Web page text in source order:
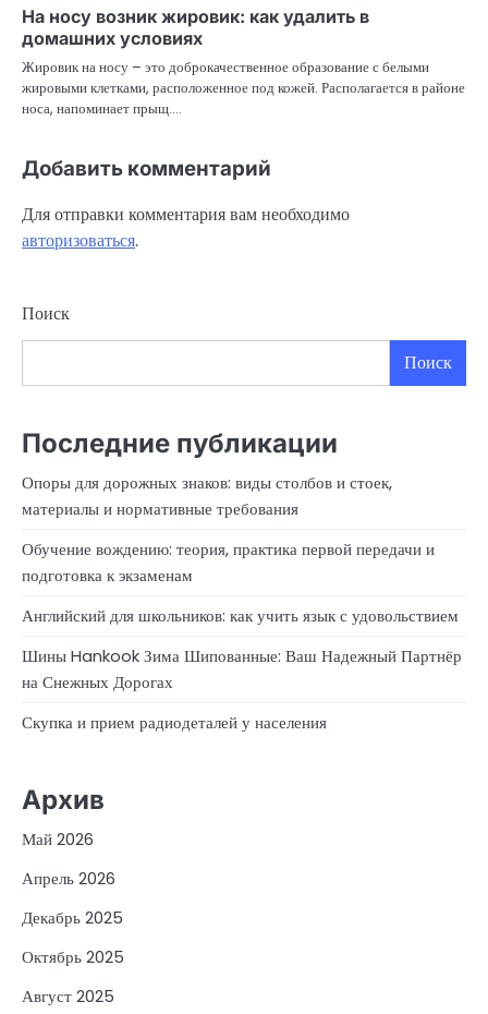
На носу возник жировик: как удалить в
домашних условиях
Жировик на носу – это доброкачественное образование с белыми
жировыми клетками, расположенное под кожей. Располагается в районе
носа, напоминает прыщ.…
Добавить комментарий
Для отправки комментария вам необходимо
авторизоваться.
Поиск
Поиск
Последние публикации
Опоры для дорожных знаков: виды столбов и стоек,
материалы и нормативные требования
Обучение вождению: теория, практика первой передачи и
подготовка к экзаменам
Английский для школьников: как учить язык с удовольствием
Шины Hankook Зима Шипованные: Ваш Надежный Партнёр
на Снежных Дорогах
Скупка и прием радиодеталей у населения
Архив
Май 2026
Апрель 2026
Декабрь 2025
Октябрь 2025
Август 2025